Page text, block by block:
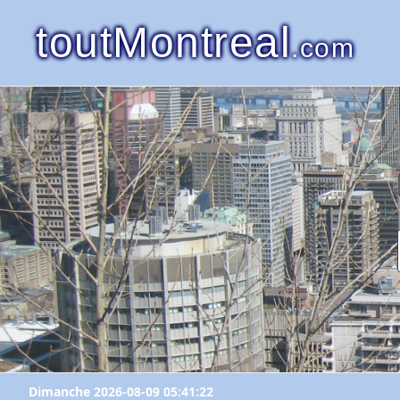
toutMontreal.com
Dimanche 2026-08-09 05:41:22